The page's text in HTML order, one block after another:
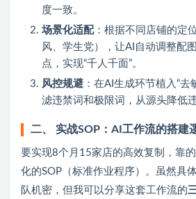
度一致。
场景化适配：根据不同店铺的定
风、学生党），让AI自动调整配
点，实现“千人千面”。
风控规避 ：在AI生成环节植入“去
滤违禁词和极限词，从源头降低
二、 实战SOP：AI工作流的搭建
要实现8个月15家店的高效复制，靠
化的SOP（标准作业程序）。虽然具
队机密，但我可以分享这套工作流的